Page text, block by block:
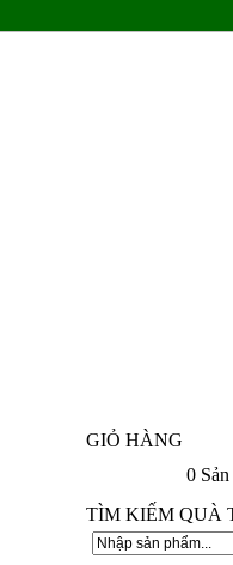
GIỎ HÀNG
0Sản
TÌM KIẾM QUÀ